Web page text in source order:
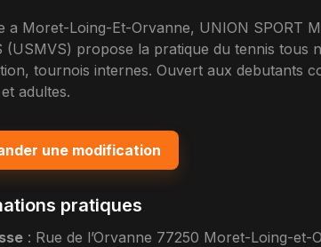
a Moret-Loing-Et-Orvanne, UNION SPORT
(USMVS) propose la pratique du tennis tous
tournois internes. Ouvert aux debutants
adultes.
une modification
pratiques
: Rue de l’Orvanne 77250 Moret-Loing-et-